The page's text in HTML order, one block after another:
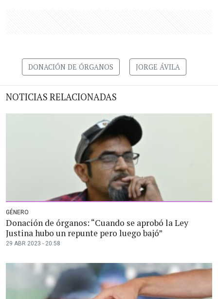
DONACIÓN DE ÓRGANOS JORGE ÁVILA
NOTICIAS RELACIONADAS
GÉNERO
Donación de órganos: “Cuando se aprobó la Ley
Justina hubo un repunte pero luego bajó”
29 ABR 2023 - 20:58